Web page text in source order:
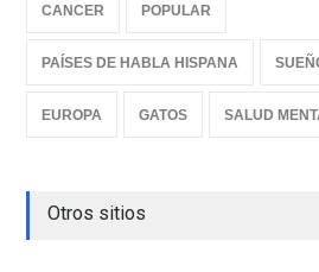
CANCER POPULAR
PAÍSES DE HABLA HISPANA
EUROPA GATOS SALUD
Otros sitios